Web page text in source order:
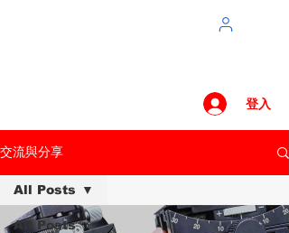
登入
交流與分享
All Posts
All Posts